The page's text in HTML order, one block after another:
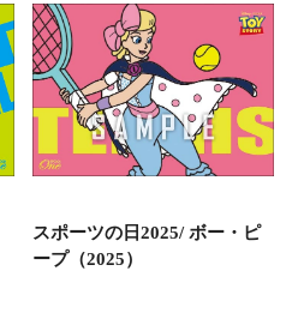
スポーツの日2025/ ボー・ピ
ープ（2025）